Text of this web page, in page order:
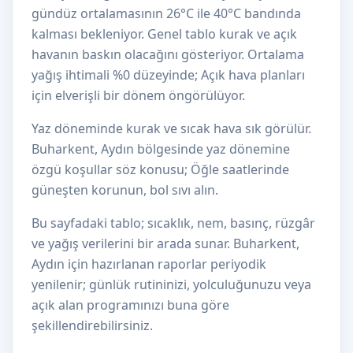
gündüz ortalamasının 26°C ile 40°C bandında
kalması bekleniyor. Genel tablo kurak ve açık
havanın baskın olacağını gösteriyor. Ortalama
yağış ihtimali %0 düzeyinde; Açık hava planları
için elverişli bir dönem öngörülüyor.
Yaz döneminde kurak ve sıcak hava sık görülür.
Buharkent, Aydın bölgesinde yaz dönemine
özgü koşullar söz konusu; Öğle saatlerinde
güneşten korunun, bol sıvı alın.
Bu sayfadaki tablo; sıcaklık, nem, basınç, rüzgâr
ve yağış verilerini bir arada sunar. Buharkent,
Aydın için hazırlanan raporlar periyodik
yenilenir; günlük rutininizi, yolculuğunuzu veya
açık alan programınızı buna göre
şekillendirebilirsiniz.